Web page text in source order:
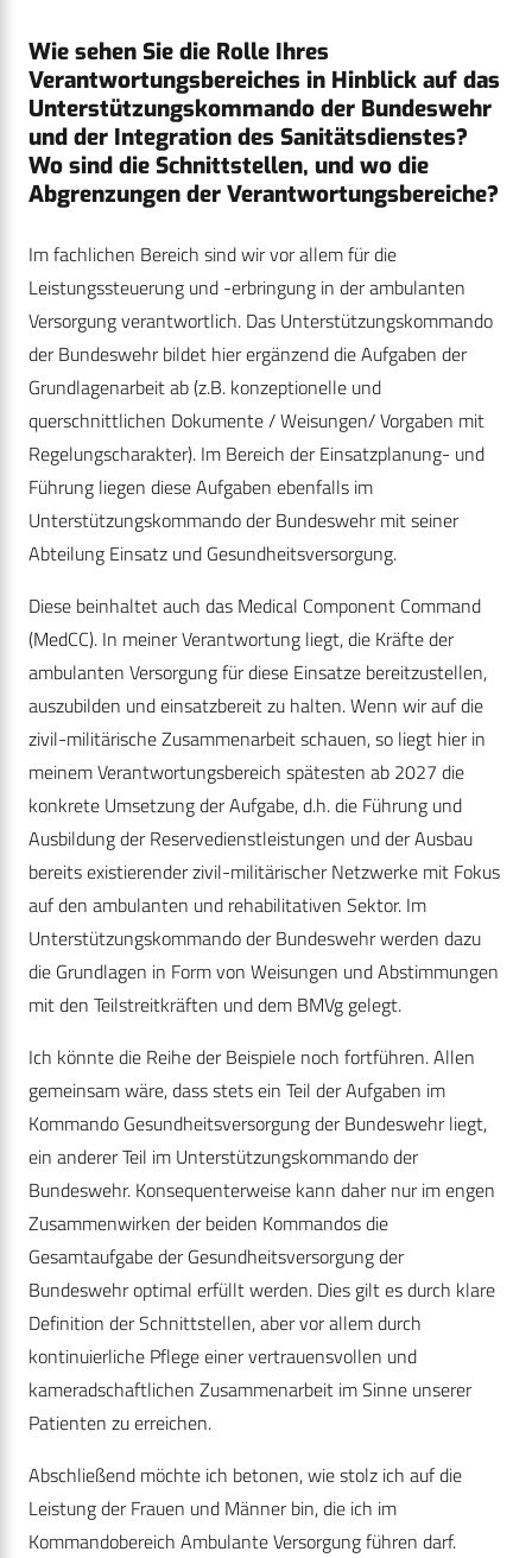
Wie sehen Sie die Rolle Ihres
Verantwortungsbereiches in Hinblick auf das
Unterstützungskommando der Bundeswehr
und der Integration des Sanitätsdienstes?
Wo sind die Schnittstellen, und wo die
Abgrenzungen der Verantwortungsbereiche?
Im fachlichen Bereich sind wir vor allem für die
Leistungssteuerung und -erbringung in der ambulanten
Versorgung verantwortlich. Das Unterstützungskommando
der Bundeswehr bildet hier ergänzend die Aufgaben der
Grundlagenarbeit ab (z.B. konzeptionelle und
querschnittlichen Dokumente / Weisungen/ Vorgaben mit
Regelungscharakter). Im Bereich der Einsatzplanung- und
Führung liegen diese Aufgaben ebenfalls im
Unterstützungskommando der Bundeswehr mit seiner
Abteilung Einsatz und Gesundheitsversorgung.
Diese beinhaltet auch das Medical Component Command
(MedCC). In meiner Verantwortung liegt, die Kräfte der
ambulanten Versorgung für diese Einsatze bereitzustellen,
auszubilden und einsatzbereit zu halten. Wenn wir auf die
zivil-militärische Zusammenarbeit schauen, so liegt hier in
meinem Verantwortungsbereich spätesten ab 2027 die
konkrete Umsetzung der Aufgabe, d.h. die Führung und
Ausbildung der Reservedienstleistungen und der Ausbau
bereits existierender zivil-militärischer Netzwerke mit Fokus
auf den ambulanten und rehabilitativen Sektor. Im
Unterstützungskommando der Bundeswehr werden dazu
die Grundlagen in Form von Weisungen und Abstimmungen
mit den Teilstreitkräften und dem BMVg gelegt.
Ich könnte die Reihe der Beispiele noch fortführen. Allen
gemeinsam wäre, dass stets ein Teil der Aufgaben im
Kommando Gesundheitsversorgung der Bundeswehr liegt,
ein anderer Teil im Unterstützungskommando der
Bundeswehr. Konsequenterweise kann daher nur im engen
Zusammenwirken der beiden Kommandos die
Gesamtaufgabe der Gesundheitsversorgung der
Bundeswehr optimal erfüllt werden. Dies gilt es durch klare
Definition der Schnittstellen, aber vor allem durch
kontinuierliche Pflege einer vertrauensvollen und
kameradschaftlichen Zusammenarbeit im Sinne unserer
Patienten zu erreichen.
Abschließend möchte ich betonen, wie stolz ich auf die
Leistung der Frauen und Männer bin, die ich im
Kommandobereich Ambulante Versorgung führen darf.